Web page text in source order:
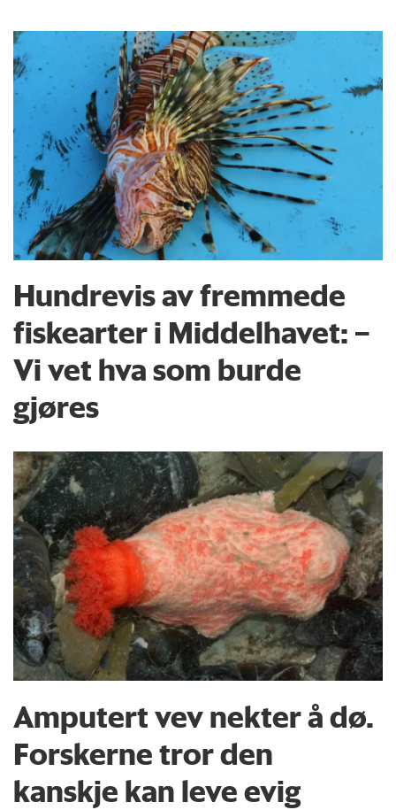
Hundrevis av fremmede
fiskearter i Middelhavet: –
Vi vet hva som burde
gjøres
Amputert vev nekter å dø.
Forskerne tror den
kanskje kan leve evig